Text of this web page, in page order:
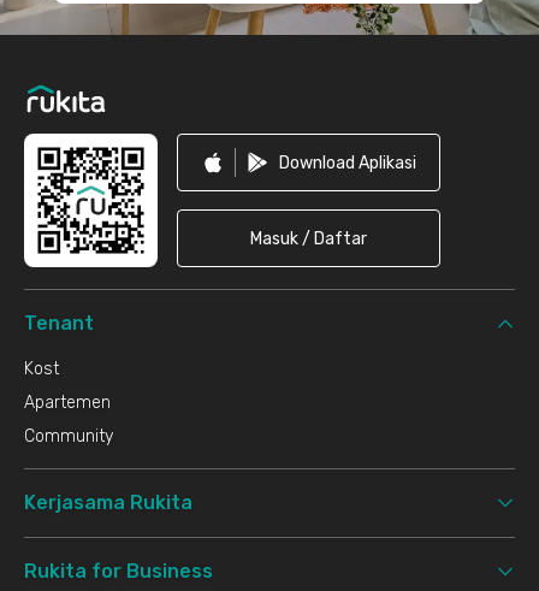
Download Aplikasi
Masuk / Daftar
Tenant
Kost
Apartemen
Community
Kerjasama Rukita
Rukita for Business